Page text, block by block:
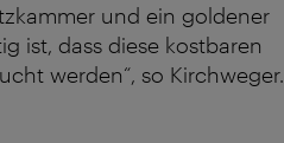
und ein goldener
ist, dass diese kostbaren
werden“, so Kirchweger.